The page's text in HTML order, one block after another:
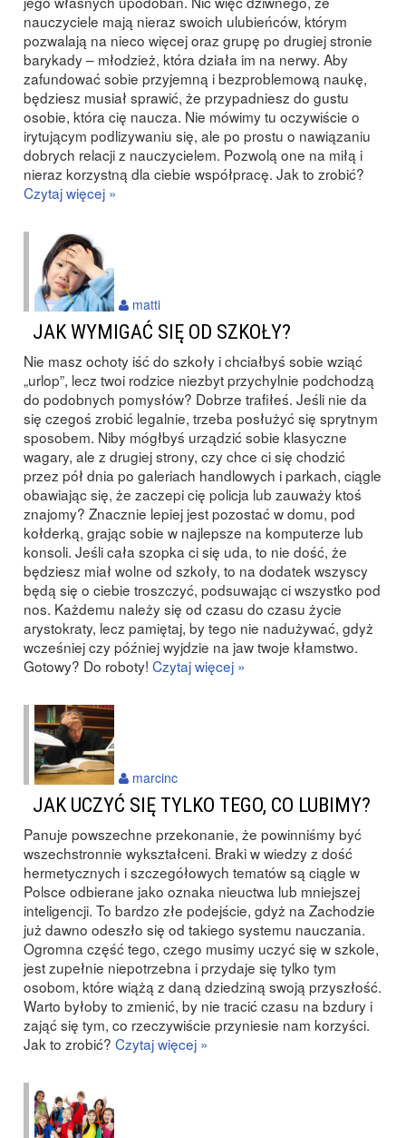
nauczyciele mają nieraz swoich ulubieńców, którym
pozwalają na nieco więcej oraz grupę po drugiej stronie
barykady – młodzież, która działa im na nerwy. Aby
zafundować sobie przyjemną i bezproblemową naukę,
będziesz musiał sprawić, że przypadniesz do gustu
osobie, która cię naucza. Nie mówimy tu oczywiście o
irytującym podlizywaniu się, ale po prostu o nawiązaniu
dobrych relacji z nauczycielem. Pozwolą one na miłą i
nieraz korzystną dla ciebie współpracę. Jak to zrobić?
Czytaj więcej »
JAK WYMIGAĆ SIĘ OD SZKOŁY?
Nie masz ochoty iść do szkoły i chciałbyś sobie wziąć
„urlop”, lecz twoi rodzice niezbyt przychylnie podchodzą
do podobnych pomysłów? Dobrze trafiłeś. Jeśli nie da
się czegoś zrobić legalnie, trzeba posłużyć się sprytnym
sposobem. Niby mógłbyś urządzić sobie klasyczne
wagary, ale z drugiej strony, czy chce ci się chodzić
przez pół dnia po galeriach handlowych i parkach, ciągle
obawiając się, że zaczepi cię policja lub zauważy ktoś
znajomy? Znacznie lepiej jest pozostać w domu, pod
kołderką, grając sobie w najlepsze na komputerze lub
konsoli. Jeśli cała szopka ci się uda, to nie dość, że
będziesz miał wolne od szkoły, to na dodatek wszyscy
będą się o ciebie troszczyć, podsuwając ci wszystko pod
nos. Każdemu należy się od czasu do czasu życie
arystokraty, lecz pamiętaj, by tego nie nadużywać, gdyż
wcześniej czy później wyjdzie na jaw twoje kłamstwo.
Gotowy? Do roboty! Czytaj więcej »
matti
JAK UCZYĆ SIĘ TYLKO TEGO, CO LUBIMY?
Panuje powszechne przekonanie, że powinniśmy być
wszechstronnie wykształceni. Braki w wiedzy z dość
hermetycznych i szczegółowych tematów są ciągle w
Polsce odbierane jako oznaka nieuctwa lub mniejszej
inteligencji. To bardzo złe podejście, gdyż na Zachodzie
już dawno odeszło się od takiego systemu nauczania.
Ogromna część tego, czego musimy uczyć się w szkole,
jest zupełnie niepotrzebna i przydaje się tylko tym
osobom, które wiążą z daną dziedziną swoją przyszłość.
Warto byłoby to zmienić, by nie tracić czasu na bzdury i
zająć się tym, co rzeczywiście przyniesie nam korzyści.
Jak to zrobić? Czytaj więcej »
marcinc